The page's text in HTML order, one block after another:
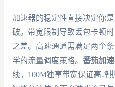
加速器的稳定性直接决定你
破。带宽限制导致丢包卡顿
之差。高速通道需满足两个
学的流量调度策略。 番茄加
线，100M独享带宽保证高峰